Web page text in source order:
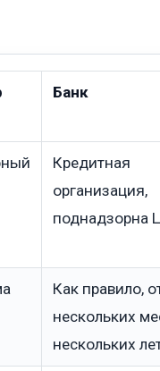
Банк
Кредитная
организация,
поднадзорна
Как правило,
нескольких
нескольких